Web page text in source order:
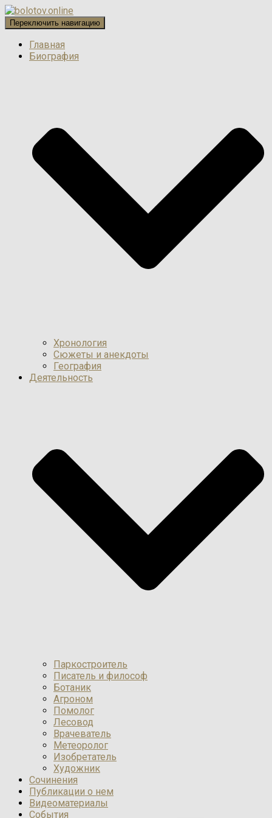
Переключить навигацию
Главная
Биография
Хронология
Сюжеты и анекдоты
География
Деятельность
Паркостроитель
Писатель и философ
Ботаник
Агроном
Помолог
Лесовод
Врачеватель
Метеоролог
Изобретатель
Художник
Сочинения
Публикации о нем
Видеоматериалы
События